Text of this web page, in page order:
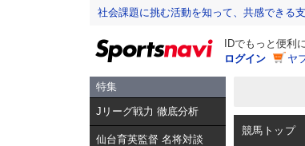
社会課題に挑む活動を知って、共感できる
IDでもっと便利
ログイン
ヤ
特集
Jリーグ戦力 徹底分析
仙台育英監督 名将対談
競馬トップ